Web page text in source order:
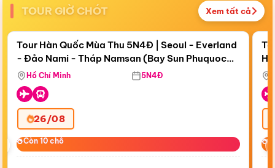
TOUR GIỜ CHÓT Xem tất cả
Còn19 ngày 02:45:05
Điểm nổi bật
Tour Hàn Quốc Mùa Thu 5N4Đ | Seoul - Everland
- Đảo Nami - Tháp Namsan (Bay Sun Phuquoc
Airways)
Hồ Chí Minh 5N4Đ
26/08
Còn 10 chỗ
Còn 10 chỗ